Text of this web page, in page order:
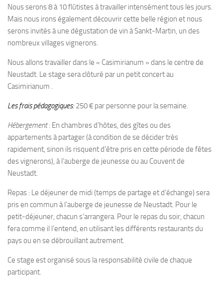
Nous serons 8 à 10 flûtistes à travailler intensément tous les jours.
Mais nous irons également découvrir cette belle région et nous
serons invités à une dégustation de vin à Sankt-Martin, un des
nombreux villages vignerons.
Nous allons travailler dans le « Casimirianum » dans le centre de
Neustadt. Le stage sera clôturé par un petit concert au
Casimirianum .
Les frais pédagogiques:250 € par personne pour la semaine.
Hébergement: En chambres d’hôtes, des gîtes ou des
appartements à partager (à condition de se décider très
rapidement, sinon ils risquent d’être pris en cette période de fêtes
des vignerons), à l’auberge de jeunesse ou au Couvent de
Neustadt.
Repas : Le déjeuner de midi (temps de partage et d’échange) sera
pris en commun à l’auberge de jeunesse de Neustadt. Pour le
petit-déjeuner, chacun s’arrangera. Pour le repas du soir, chacun
fera comme il l’entend, en utilisant les différents restaurants du
pays ou en se débrouillant autrement.
Ce stage est organisé sous la responsabilité civile de chaque
participant.